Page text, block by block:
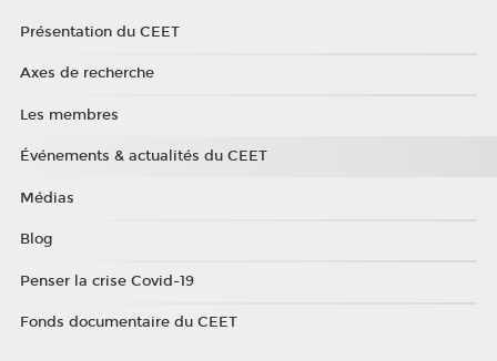
Présentation du CEET
Axes de recherche
Les membres
Événements & actualités du CEET
Médias
Blog
Penser la crise Covid-19
Fonds documentaire du CEET